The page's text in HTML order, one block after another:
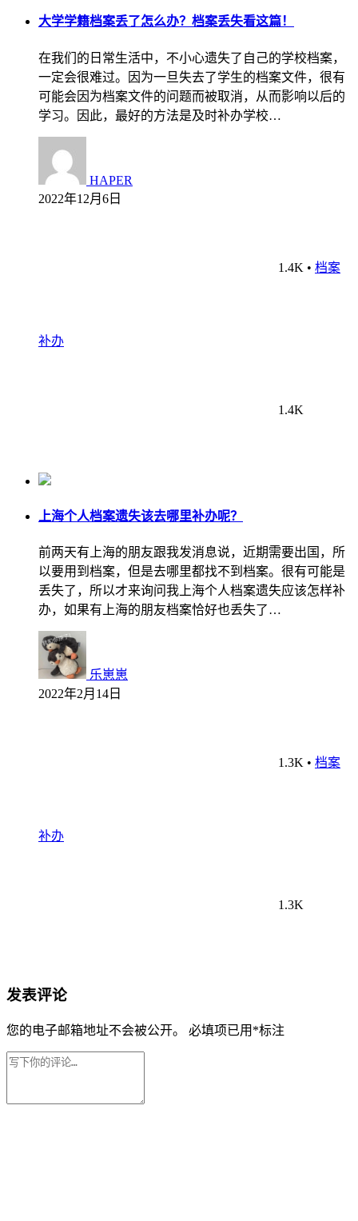
大学学籍档案丢了怎么办？档案丢失看这篇！
在我们的日常生活中，不小心遗失了自己的学校档案，
一定会很难过。因为一旦失去了学生的档案文件，很有
可能会因为档案文件的问题而被取消，从而影响以后的
学习。因此，最好的方法是及时补办学校…
HAPER
2022年12月6日
1.4K • 档案
补办
1.4K
上海个人档案遗失该去哪里补办呢？
前两天有上海的朋友跟我发消息说，近期需要出国，所
以要用到档案，但是去哪里都找不到档案。很有可能是
丢失了，所以才来询问我上海个人档案遗失应该怎样补
办，如果有上海的朋友档案恰好也丢失了…
乐崽崽
2022年2月14日
1.3K • 档案
补办
1.3K
发表评论
您的电子邮箱地址不会被公开。 必填项已用 *标注